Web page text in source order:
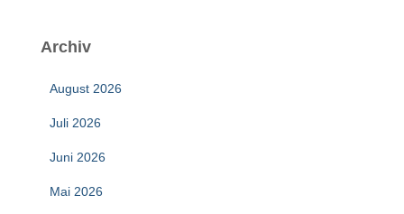
Archiv
August 2026
Juli 2026
Juni 2026
Mai 2026